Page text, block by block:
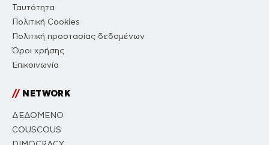
Ταυτότητα
Πολιτική Cookies
Πολιτική προστασίας δεδομένων
Όροι χρήσης
Επικοινωνία
//NETWORK
ΔΕΔΟΜΕΝΟ
COUSCOUS